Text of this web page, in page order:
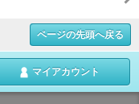
ページの先頭へ戻る
マイアカウント